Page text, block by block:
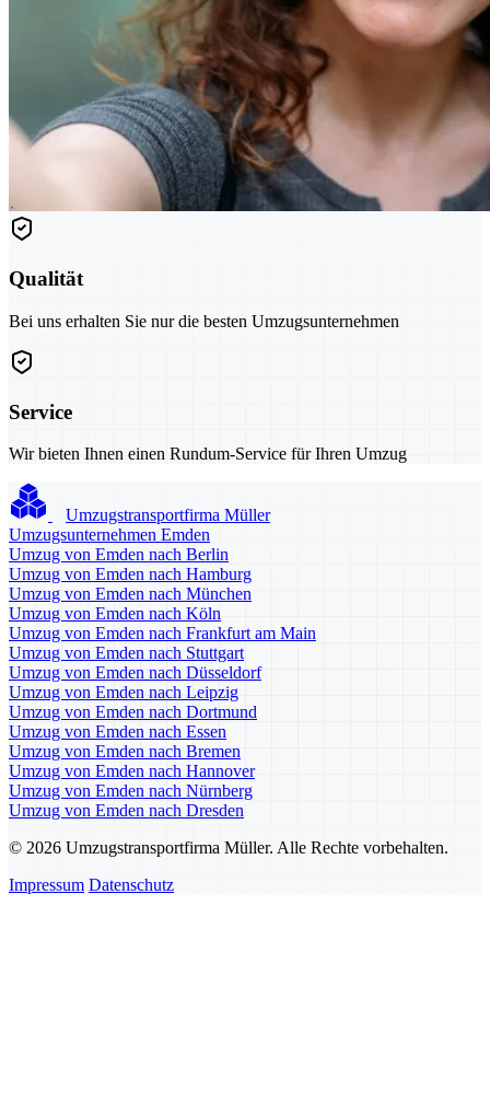
Qualität
Bei uns erhalten Sie nur die besten Umzugsunternehmen
Service
Wir bieten Ihnen einen Rundum-Service für Ihren Umzug
Umzugstransportfirma Müller
Umzugsunternehmen Emden
Umzug von Emden nach Berlin
Umzug von Emden nach Hamburg
Umzug von Emden nach München
Umzug von Emden nach Köln
Umzug von Emden nach Frankfurt am Main
Umzug von Emden nach Stuttgart
Umzug von Emden nach Düsseldorf
Umzug von Emden nach Leipzig
Umzug von Emden nach Dortmund
Umzug von Emden nach Essen
Umzug von Emden nach Bremen
Umzug von Emden nach Hannover
Umzug von Emden nach Nürnberg
Umzug von Emden nach Dresden
© 2026 Umzugstransportfirma Müller. Alle Rechte vorbehalten.
Impressum Datenschutz